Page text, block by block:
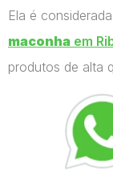
Ela é
maconha em
produtos de alta